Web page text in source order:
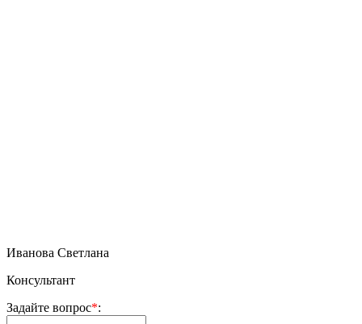
Иванова Светлана
Консультант
Задайте вопрос*: